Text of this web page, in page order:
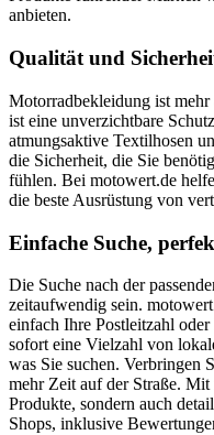
anbieten.
Qualität und
Motorradbekleidung ist mehr
ist eine unverzichtbare
atmungsaktive Textilhosen
die Sicherheit, die Sie
fühlen. Bei motowert.de
die beste Ausrüstung von
Einfache Suche,
Die Suche nach der
zeitaufwendig sein.
einfach Ihre Postleitzahl
sofort eine Vielzahl von
was Sie suchen. Verbringen
mehr Zeit auf der Straße.
Produkte, sondern auch
Shops, inklusive